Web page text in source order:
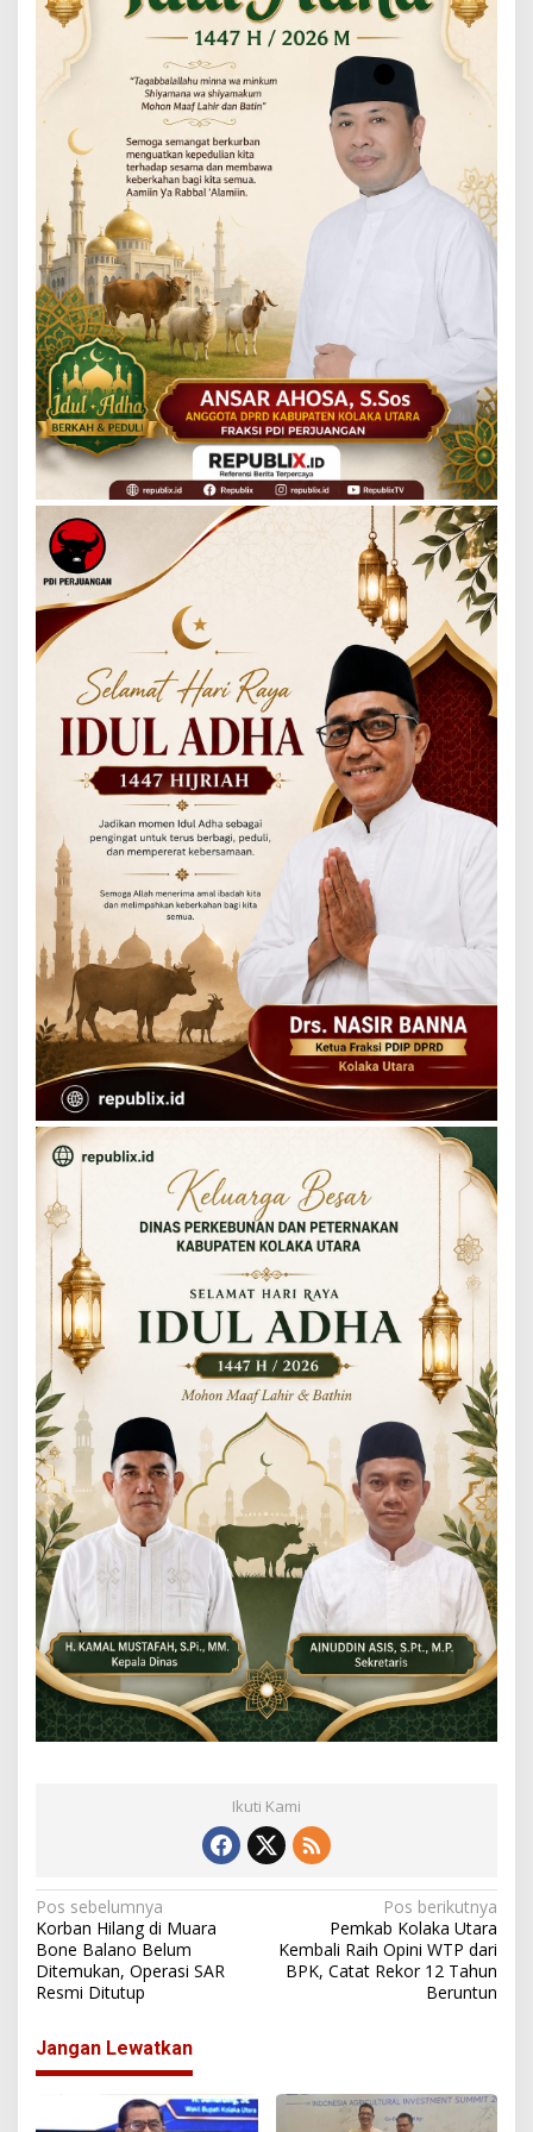
Ikuti Kami
N
a
v
g
a
Pos sebelumnya
Korban Hilang di Muara
Bone Balano Belum
Ditemukan, Operasi SAR
Resmi Ditutup
Pos berikutnya
Pemkab Kolaka Utara
Kembali Raih Opini WTP dari
BPK, Catat Rekor 12 Tahun
Beruntun
Jangan Lewatkan